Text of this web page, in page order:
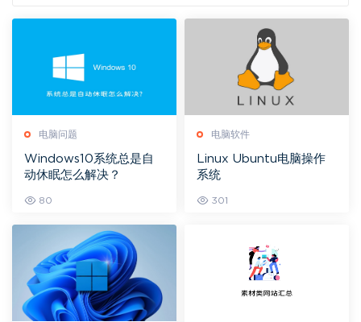
电脑问题
Windows10系统总是自
动休眠怎么解决？
80
电脑软件
Linux Ubuntu电脑操作
系统
301